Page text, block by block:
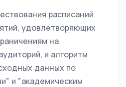
расписаний
удовлетворяющих
на
и алгоритм
данных по
и "академическим